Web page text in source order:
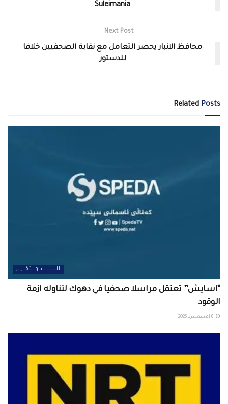
Suleimania
Next Post
محافظ الانبار يحصر التعامل مع نقابة الصحفيين خلافا
للدستور
Related Posts
البيانات والتقارير
“اسايش” تعتقل مراسلا صحفيا في دهوك لتناوله ازمة
الوقود